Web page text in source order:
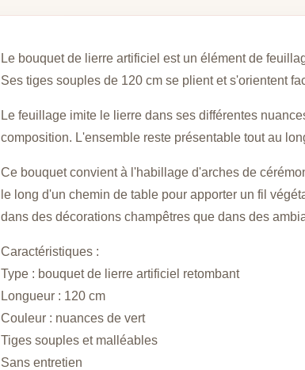
Le bouquet de lierre artificiel est un élément de
Ses tiges souples de 120 cm se plient et s'orientent
Le feuillage imite le lierre dans ses différentes
composition. L'ensemble reste présentable tout au
Ce bouquet convient à l'habillage d'arches de
le long d'un chemin de table pour apporter un fil
dans des décorations champêtres que dans des
Caractéristiques :
Type : bouquet de lierre artificiel retombant
Longueur : 120 cm
Couleur : nuances de vert
Tiges souples et malléables
Sans entretien